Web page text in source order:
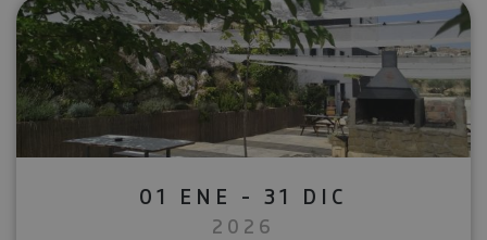
01 ENE - 31 DIC
2026